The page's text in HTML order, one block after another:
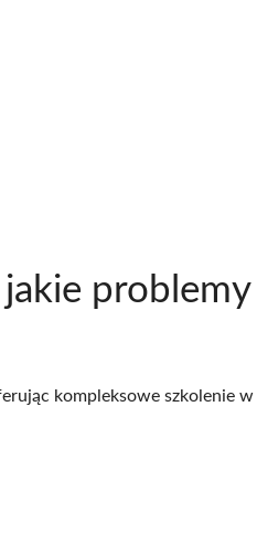
problemy
kompleksowe szkolenie w